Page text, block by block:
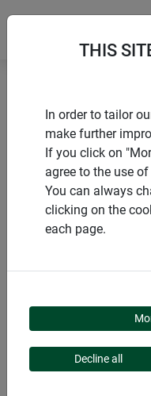
Accueil
Voiles et films
Film de paillage en PLA
PRODUITS
FILM DE
PLA
THIS
In order to tailor
make further
If you click on
agree to the use
You can always
clicking on the
each page.
Decline all